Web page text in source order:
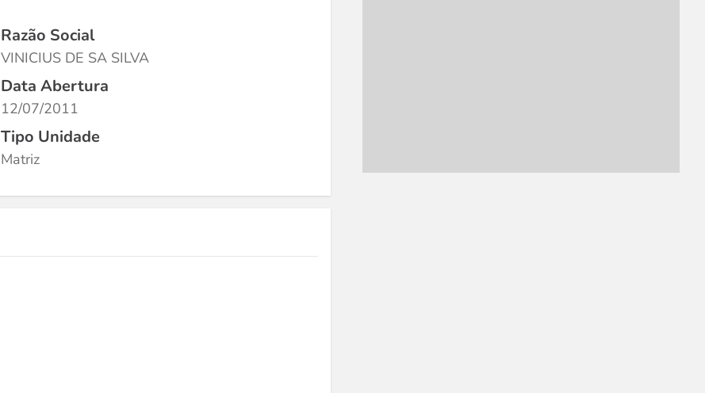
Razão Social
VINICIUS DE SA SILVA
Data Abertura
12/07/2011
Tipo Unidade
Matriz